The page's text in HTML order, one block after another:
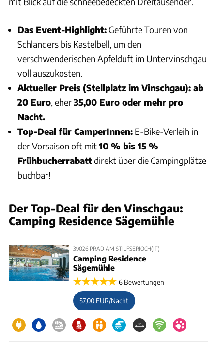
Das Event-Highlight: Geführte Touren von
Schlanders bis Kastelbell, um den
verschwenderischen Apfelduft im Untervinschgau
voll auszukosten.
Aktueller Preis (Stellplatz im Vinschgau): ab
20 Euro, eher35,00 Euro oder mehr pro
Nacht.
Top-Deal für CamperInnen: E-Bike-Verleih in
der Vorsaison oft mit10 % bis 15 %
Frühbucherrabattdirekt über die Campingplätze
buchbar!
Der Top-Deal für den Vinschgau:
Camping Residence Sägemühle
39026 PRAD AM STILFSERJOCH(IT)
Camping Residence
Sägemühle
6 Bewertungen
57,00 EUR/Nacht